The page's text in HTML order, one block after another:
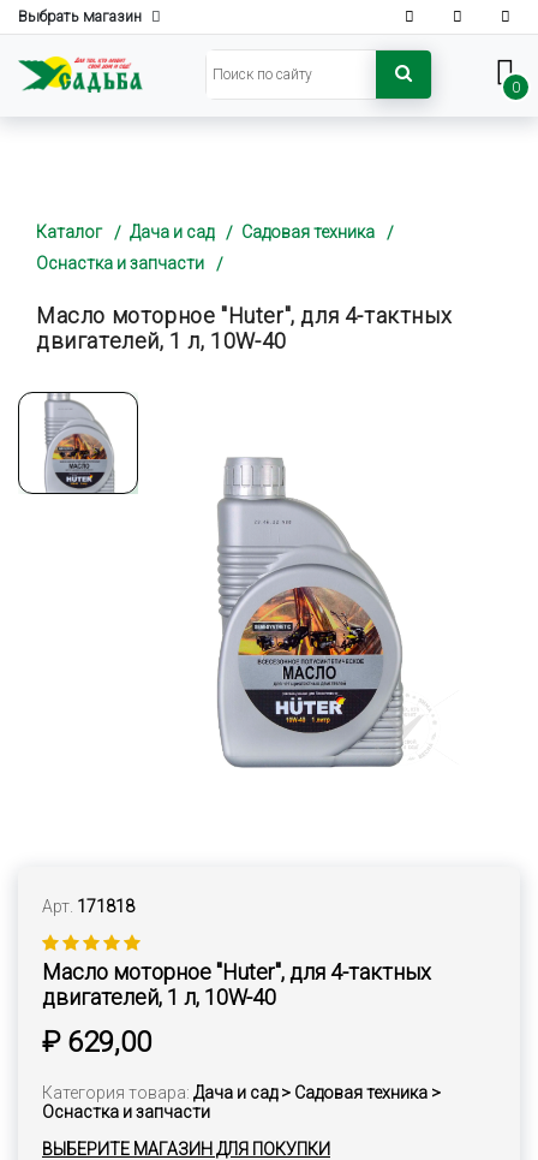
Выбрать магазин
0
Каталог Дача и сад
Садовая техника
Оснастка и запчасти
Масло моторное "Huter", для 4-тактных
двигателей, 1 л, 10W-40
Арт. 171818
Масло моторное "Huter", для 4-тактных
двигателей, 1 л, 10W-40
₽ 629,00
Категория товара: Дача и сад > Садовая техника >
Оснастка и запчасти
ВЫБЕРИТЕ МАГАЗИН ДЛЯ ПОКУПКИ